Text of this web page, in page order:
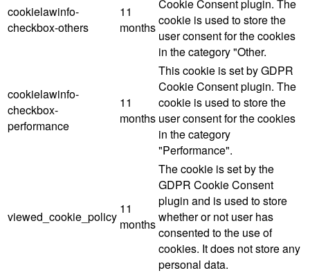
cookielawinfo-
checkbox-others
11
months
Cookie Consent plugin. The
cookie is used to store the
user consent for the cookies
in the category "Other.
cookielawinfo-
checkbox-
performance
11
months
This cookie is set by GDPR
Cookie Consent plugin. The
cookie is used to store the
user consent for the cookies
in the category
"Performance".
viewed_cookie_policy
11
months
The cookie is set by the
GDPR Cookie Consent
plugin and is used to store
whether or not user has
consented to the use of
cookies. It does not store any
personal data.